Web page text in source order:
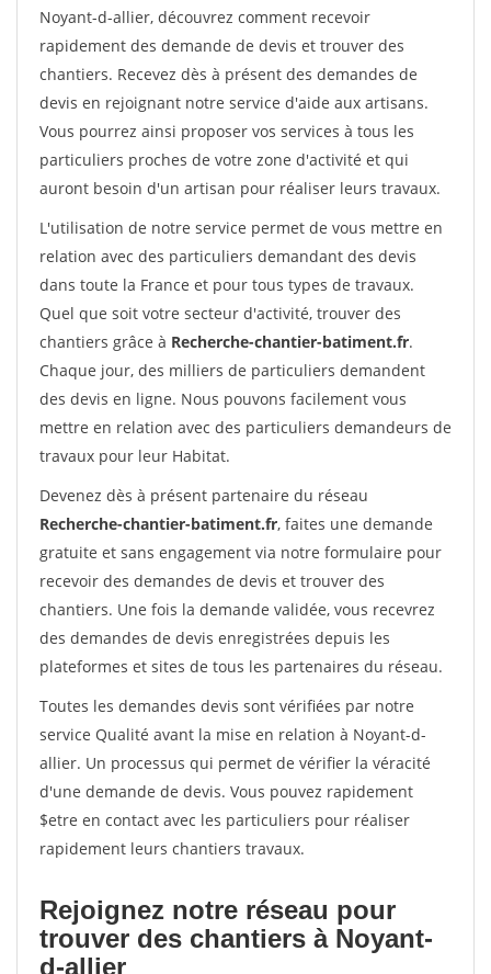
Noyant-d-allier, découvrez comment recevoir
rapidement des demande de devis et trouver des
chantiers. Recevez dès à présent des demandes de
devis en rejoignant notre service d'aide aux artisans.
Vous pourrez ainsi proposer vos services à tous les
particuliers proches de votre zone d'activité et qui
auront besoin d'un artisan pour réaliser leurs travaux.
L'utilisation de notre service permet de vous mettre en
relation avec des particuliers demandant des devis
dans toute la France et pour tous types de travaux.
Quel que soit votre secteur d'activité, trouver des
chantiers grâce à Recherche-chantier-batiment.fr.
Chaque jour, des milliers de particuliers demandent
des devis en ligne. Nous pouvons facilement vous
mettre en relation avec des particuliers demandeurs de
travaux pour leur Habitat.
Devenez dès à présent partenaire du réseau
Recherche-chantier-batiment.fr, faites une demande
gratuite et sans engagement via notre formulaire pour
recevoir des demandes de devis et trouver des
chantiers. Une fois la demande validée, vous recevrez
des demandes de devis enregistrées depuis les
plateformes et sites de tous les partenaires du réseau.
Toutes les demandes devis sont vérifiées par notre
service Qualité avant la mise en relation à Noyant-d-
allier. Un processus qui permet de vérifier la véracité
d'une demande de devis. Vous pouvez rapidement
$etre en contact avec les particuliers pour réaliser
rapidement leurs chantiers travaux.
Rejoignez notre réseau pour
trouver des chantiers à Noyant-
d-allier